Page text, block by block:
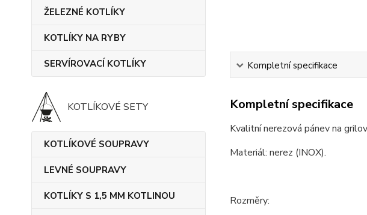
ŽELEZNÉ KOTLÍKY
KOTLÍKY NA RYBY
SERVÍROVACÍ KOTLÍKY
KOTLÍKOVÉ SETY
KOTLÍKOVÉ SOUPRAVY
LEVNÉ SOUPRAVY
KOTLÍKY S 1,5 MM KOTLINOU
Kompletní specifikace
Kompletní specifikace
Kvalitní nerezová pánev na
Materiál: nerez (INOX).
Rozměry: